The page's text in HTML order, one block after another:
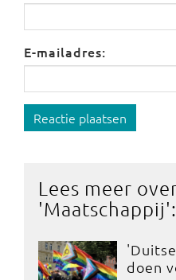
E-mailadres:
Reactie plaatsen
Lees meer
'Maatschappij':
doen